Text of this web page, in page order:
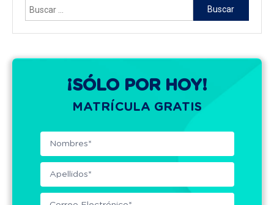
Buscar:
¡SÓLO POR HOY!
MATRÍCULA GRATIS